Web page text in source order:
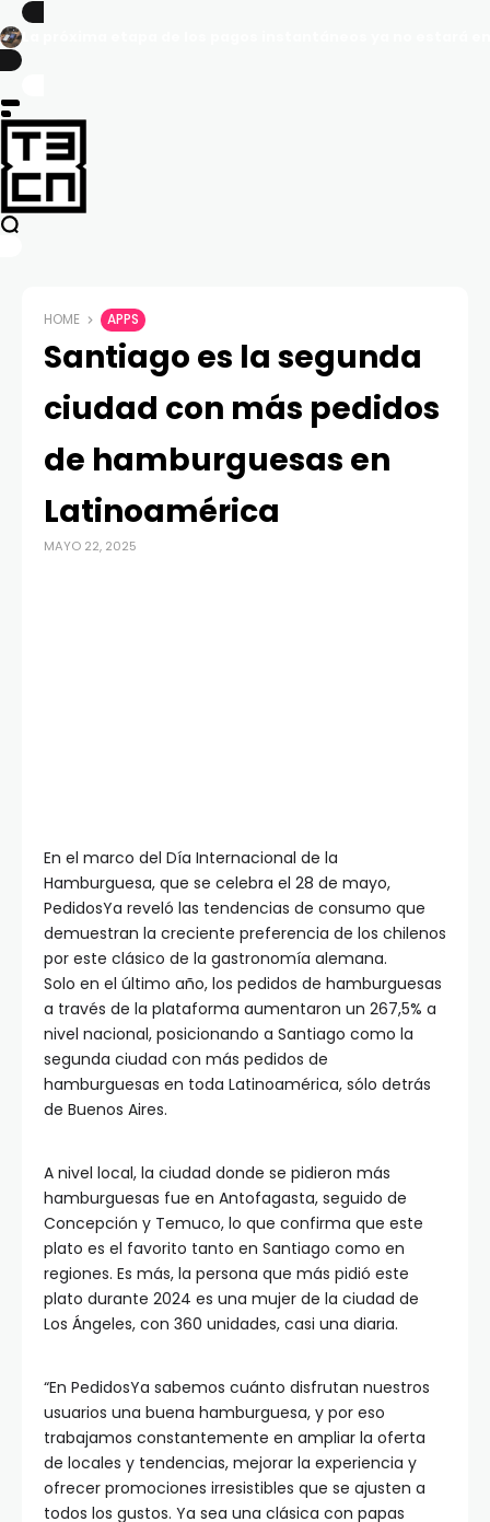
HOME APPS
Santiago es la segunda
ciudad con más pedidos
de hamburguesas en
Latinoamérica
MAYO 22, 2025
En el marco del Día Internacional de la
Hamburguesa, que se celebra el 28 de mayo,
PedidosYa reveló las tendencias de consumo que
demuestran la creciente preferencia de los chilenos
por este clásico de la gastronomía alemana.
Solo en el último año, los pedidos de hamburguesas
a través de la plataforma aumentaron un 267,5% a
nivel nacional, posicionando a Santiago como la
segunda ciudad con más pedidos de
hamburguesas en toda Latinoamérica, sólo detrás
de Buenos Aires.
A nivel local, la ciudad donde se pidieron más
hamburguesas fue en Antofagasta, seguido de
Concepción y Temuco, lo que confirma que este
plato es el favorito tanto en Santiago como en
regiones. Es más, la persona que más pidió este
plato durante 2024 es una mujer de la ciudad de
Los Ángeles, con 360 unidades, casi una diaria.
“En PedidosYa sabemos cuánto disfrutan nuestros
usuarios una buena hamburguesa, y por eso
trabajamos constantemente en ampliar la oferta
de locales y tendencias, mejorar la experiencia y
ofrecer promociones irresistibles que se ajusten a
todos los gustos. Ya sea una clásica con papas